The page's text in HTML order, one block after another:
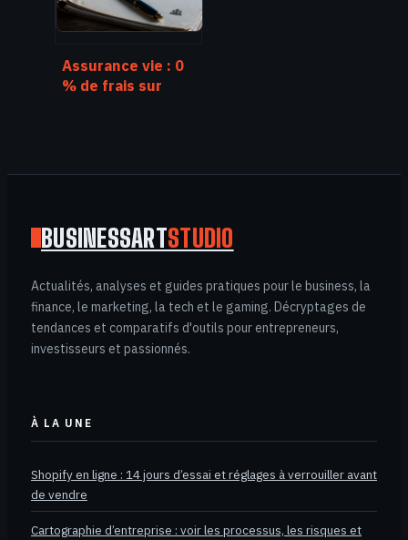
Assurance vie : 0
% de frais sur
BUSINESSARTSTUDIO
Actualités, analyses et guides pratiques pour le business, la
finance, le marketing, la tech et le gaming. Décryptages de
tendances et comparatifs d'outils pour entrepreneurs,
investisseurs et passionnés.
À LA UNE
Shopify en ligne : 14 jours d’essai et réglages à verrouiller avant
de vendre
Cartographie d’entreprise : voir les processus, les risques et